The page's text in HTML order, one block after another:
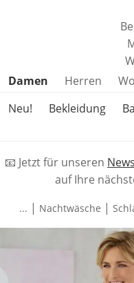
Produktkategorien
Damen Herren
Neu!
Bekleidung
📧 Jetzt für unseren
auf Ihre
... | Nachtwäsche |